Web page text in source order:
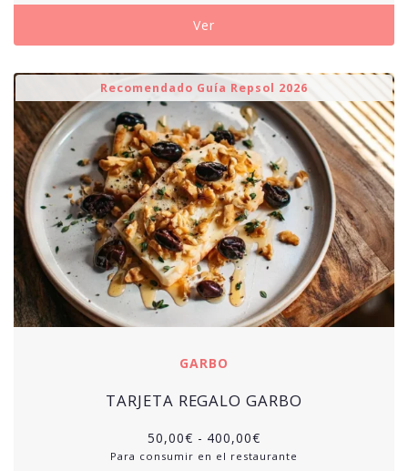
Ver
Recomendado Guía Repsol 2026
GARBO
TARJETA REGALO GARBO
50,00€ - 400,00€
Para consumir en el restaurante